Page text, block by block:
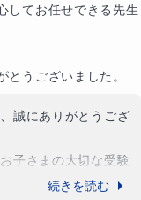
には共通点があり
られているという
してお任せできる先生
うございました。
誠にありがとうござ
子さまの大切な受験
がたく感じておりま
続きを読む